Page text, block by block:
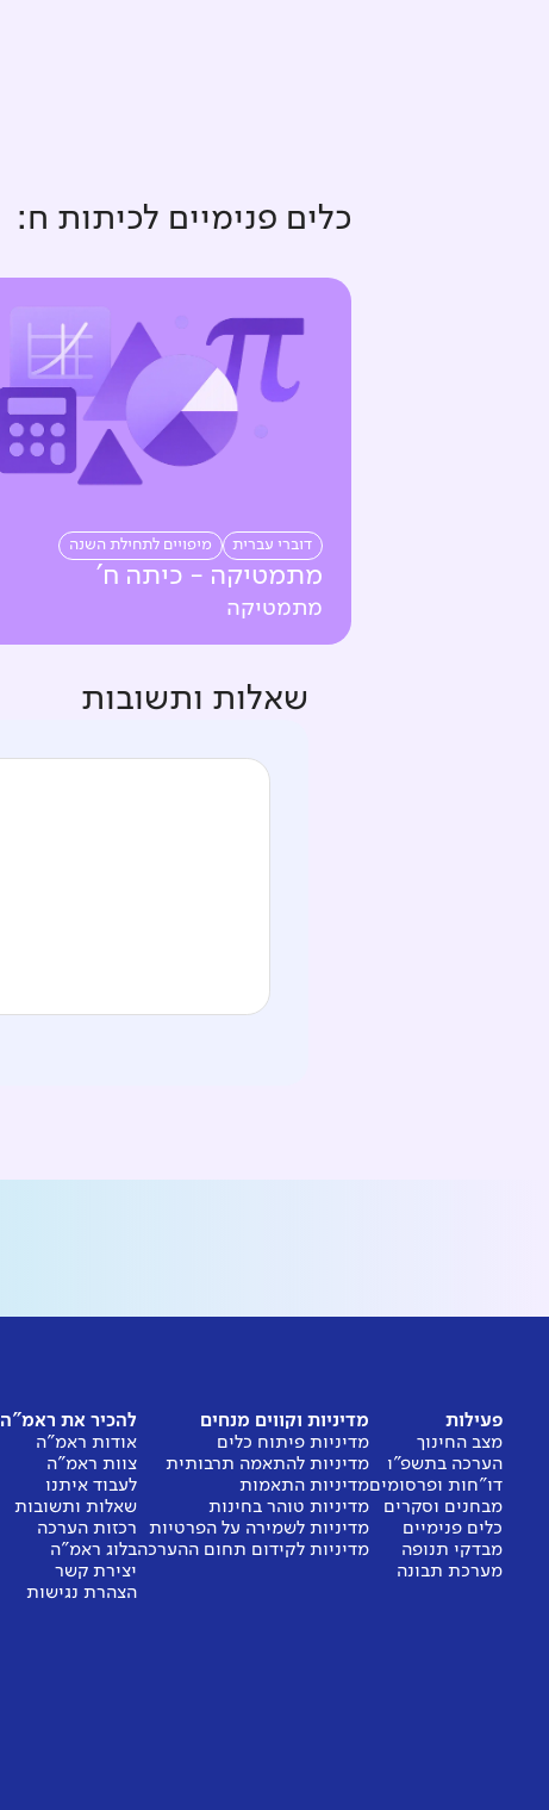
כלים פנימיים לכיתות ח:
דוברי עברית מיפויים לתחילת השנה
מתמטיקה - כיתה ח'
מתמטיקה
שאלות ותשובות
פעילות
מצב החינוך
הערכה בתשפ"ו
דו"חות ופרסומים
מבחנים וסקרים
כלים פנימיים
מבדקי תנופה
מערכת תבונה
מדיניות וקווים מנחים
מדיניות פיתוח כלים
מדיניות להתאמה תרבותית
מדיניות התאמות
מדיניות טוהר בחינות
מדיניות לשמירה על הפרטיות
מדיניות לקידום תחום ההערכה
להכיר את ראמ"ה
אודות ראמ"ה
צוות ראמ"ה
לעבוד איתנו
שאלות ותשובות
רכזות הערכה
בלוג ראמ"ה
יצירת קשר
הצהרת נגישות